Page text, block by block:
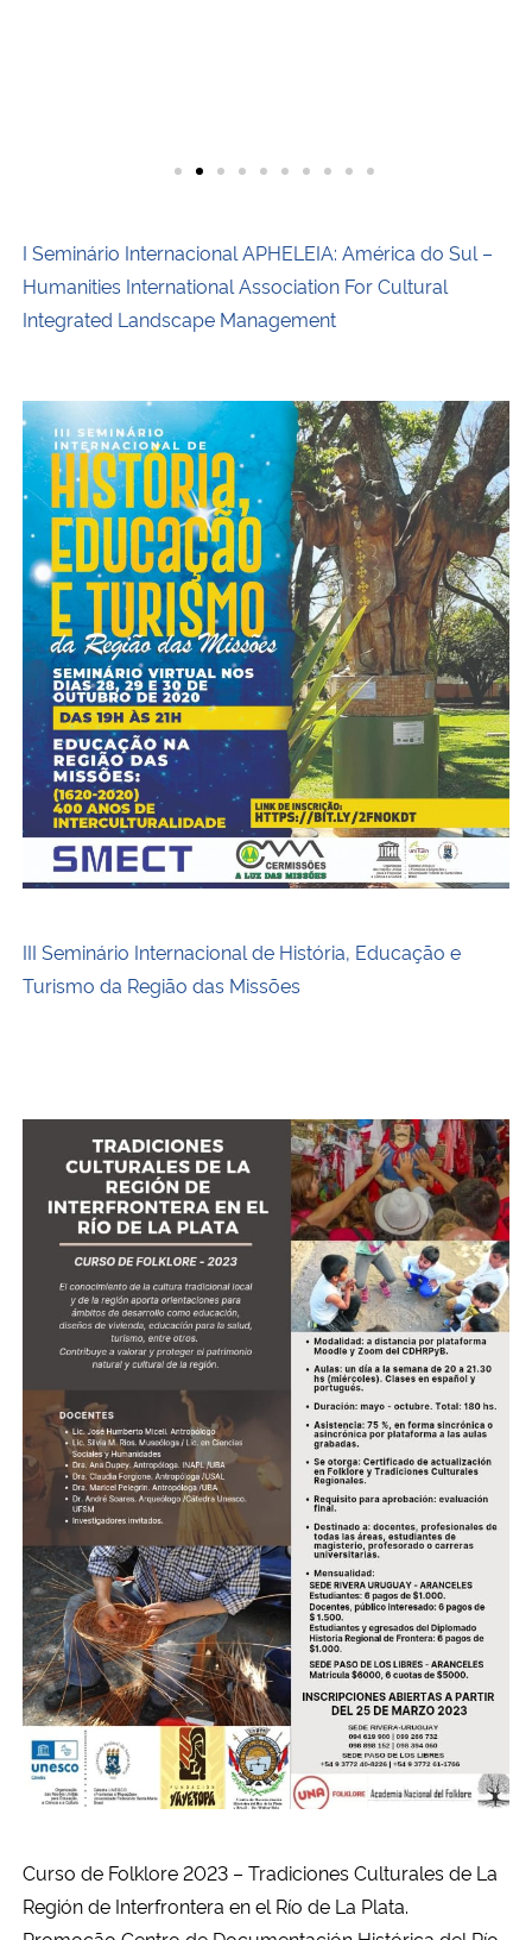
I Seminário Internacional APHELEIA: América do Sul –
Humanities International Association For Cultural
Integrated Landscape Management
III Seminário Internacional de História, Educação e
Turismo da Região das Missões
Curso de Folklore 2023 – Tradiciones Culturales de La
Región de Interfrontera en el Río de La Plata.